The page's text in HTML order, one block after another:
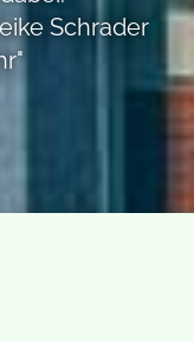
Schrader